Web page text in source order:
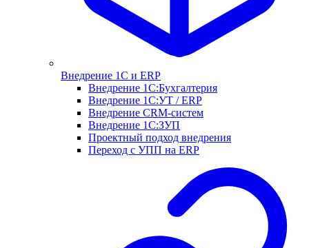
Внедрение 1С и ERP
Внедрение 1С:Бухгалтерия
Внедрение 1С:УТ / ERP
Внедрение CRM-систем
Внедрение 1С:ЗУП
Проектный подход внедрения
Переход с УПП на ERP